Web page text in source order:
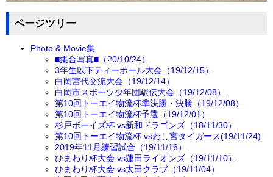
ページツリー
Photo & Movie集
■集合写真■（20/10/24）
3年生以下ティーボール大会（19/12/15）
白岡宮代交流大会（19/12/14）
白岡市スポーツ少年団駅伝大会（19/12/08）
第10回トーエイ物流杯準決勝・決勝（19/12/08）
第10回トーエイ物流杯予選（19/12/01）
杉戸ボーイズ杯 vs新和ドラゴンズ（18/11/30）
第10回トーエイ物流杯 vsわし宮タイガース(19/11/24)
2019年11月練習試合（19/11/16）
ひまわり杯大会 vs蓮田ライオンズ（19/11/10）
ひまわり杯大会 vs太田クラブ（19/11/04）